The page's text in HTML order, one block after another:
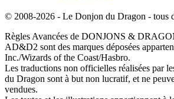
© 2008-2026 - Le Donjon du Dragon - tous
Règles Avancées de DONJONS &
AD&D2 sont des marques déposées
Inc./Wizards of the Coast/Hasbro.
Les traductions non officielles réalisées par
du Dragon sont à but non lucratif, et ne
vendues.